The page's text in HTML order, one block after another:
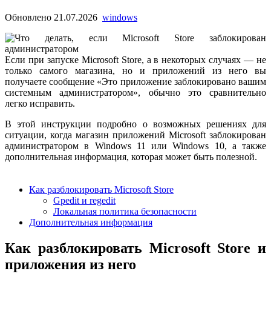
Обновлено 21.07.2026 windows
Если при запуске Microsoft Store, а в некоторых случаях — не
только самого магазина, но и приложений из него вы
получаете сообщение «Это приложение заблокировано вашим
системным администратором», обычно это сравнительно
легко исправить.
В этой инструкции подробно о возможных решениях для
ситуации, когда магазин приложений Microsoft заблокирован
администратором в Windows 11 или Windows 10, а также
дополнительная информация, которая может быть полезной.
Как разблокировать Microsoft Store
Gpedit и regedit
Локальная политика безопасности
Дополнительная информация
Как разблокировать Microsoft Store и
приложения из него